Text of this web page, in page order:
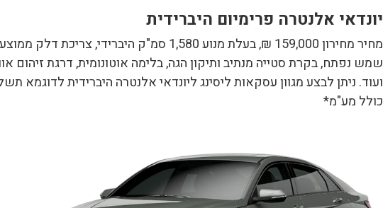
יונדאי אלנטרה פרימיום היברידית
כולל מע"מ*